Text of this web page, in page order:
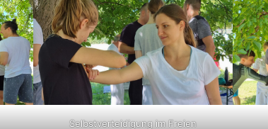
Selbstverteidigung im Freien